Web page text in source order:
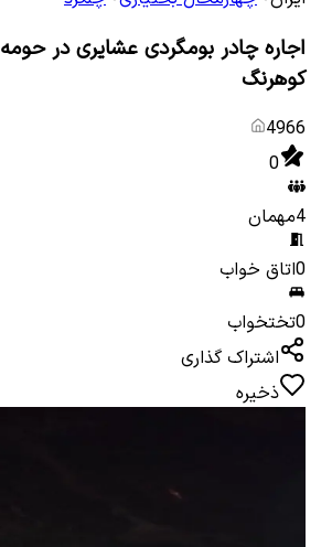
اجاره چادر بومگردی عشایری در
کوهرنگ
4966
0
4مهمان
0اتاق خواب
0تختخواب
اشتراک گذاری
ذخیره